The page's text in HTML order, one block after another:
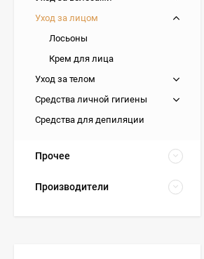
Уход за лицом
Лосьоны
Крем для лица
Уход за телом
Средства личной гигиены
Средства для депиляции
Прочее
Производители